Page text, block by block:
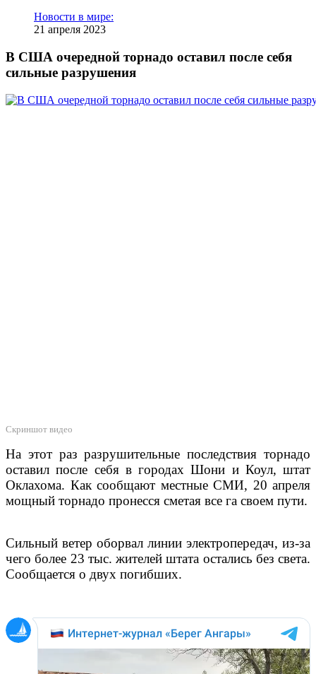
Новости в мире:
21 апреля 2023
В США очередной торнадо оставил после себя
сильные разрушения
Скриншот видео
На этот раз разрушительные последствия торнадо
оставил после себя в городах Шони и Коул, штат
Оклахома. Как сообщают местные СМИ, 20 апреля
мощный торнадо пронесся сметая все га своем пути.
Сильный ветер оборвал линии электропередач, из-за
чего более 23 тыс. жителей штата остались без света.
Сообщается о двух погибших.